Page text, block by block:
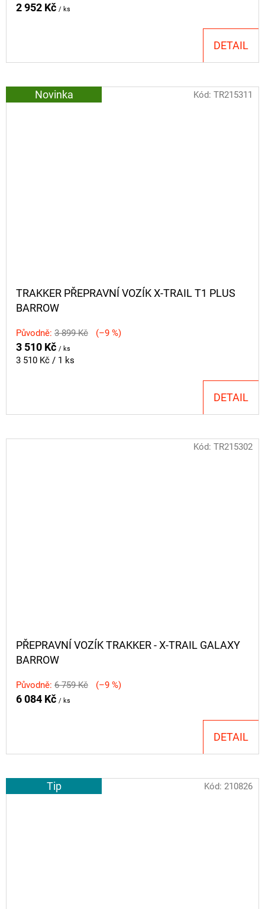
2 952 Kč / ks
DETAIL
Novinka
TRAKKER PŘEPRAVNÍ VOZÍK X-TRAIL T1 PLUS
BARROW
Původně: 3 899 Kč (–9 %)
3 510 Kč / ks
Měrná
3 510 Kč / 1 ks
DETAIL
Kód: TR215311
PŘEPRAVNÍ VOZÍK TRAKKER - X-TRAIL GALAXY
BARROW
Původně: 6 759 Kč (–9 %)
6 084 Kč / ks
DETAIL
Kód: TR215302
Tip Kód: 210826